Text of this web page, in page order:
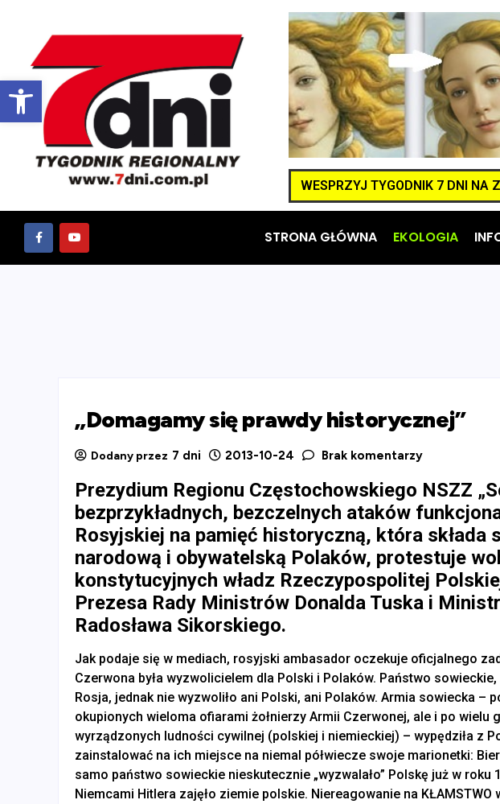
Otwórz pasek narzędzi
WESPRZYJ TYGODNIK 7 DNI NA
STRONA GŁÓWNA EKOLOGIA
„Domagamy się prawdy historycznej”
Dodany przez 7 dni 2013-10-24 Brak komentarzy
Prezydium Regionu Częstochowskiego NSZZ
bezprzykładnych, bezczelnych ataków
Rosyjskiej na pamięć historyczną, która składa
narodową i obywatelską Polaków, protestuje
konstytucyjnych władz Rzeczypospolitej
Prezesa Rady Ministrów Donalda Tuska i
Radosława Sikorskiego.
Jak podaje się w mediach, rosyjski ambasador oczekuje oficjalnego
Czerwona była wyzwolicielem dla Polski i Polaków. Państwo
Rosja, jednak nie wyzwoliło ani Polski, ani Polaków. Armia sowiecka –
okupionych wieloma ofiarami żołnierzy Armii Czerwonej, ale i po wielu
wyrządzonych ludności cywilnej (polskiej i niemieckiej) – wypędziła z
zainstalować na ich miejsce na niemal półwiecze swoje marionetki:
samo państwo sowieckie nieskutecznie „wyzwalało” Polskę już w roku
Niemcami Hitlera zajęło ziemie polskie. Niereagowanie na